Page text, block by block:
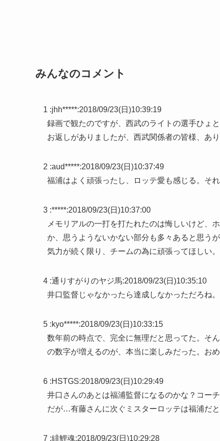
みんなのコメント
1 :jhh*****:2018/09/23(日)10:39:19
録画で観たのですが、西武のライトの選手ひょ
お返しがありましたが、西武関係者の皆様、あ
2 :aud*****:2018/09/23(日)10:37:49
福浦はよく頑張ったし、ロッテ愛も感じる。そ
3 :*****:2018/09/23(日)10:37:00
メモリアルの一打を打たれたのは悔しいけど、
か、思うようないかない部分も多々あると思う
気力が続く限り、チームの為に頑張ってほしい
4 :通りすがりのヤジ馬:2018/09/23(日)10:35:10
井口監督じゃなかったら達成しなかっただろね。
5 :kyo*****:2018/09/23(日)10:33:15
数年前の時点で、完全に無理だと思ってた。そ
の数字が増えるのが、本当に楽しみだった。お
6 :HSTGS:2018/09/23(日)10:29:49
井口さんのあとは福浦監督になるのかな？コー
だが…有藤さんに次ぐミスターロッテは福浦だ
7 :緋鯉魂:2018/09/23(日)10:29:28